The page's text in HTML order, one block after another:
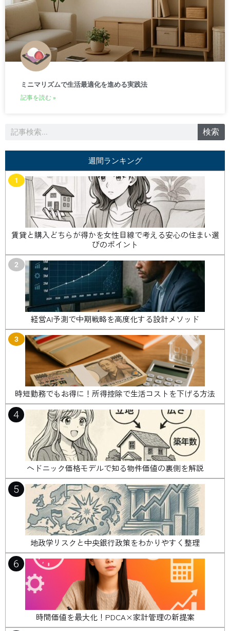
ミニマリズムで生活最適化を進める実践法
記事を読む »
検
検索
週間ランキング
1
賃貸と購入どちらが得かを女性目線で考える安心の住まい選
びのポイント
2
経営AI予測で中期戦略を高度化する設計メソッド
3
時短勤務でもお得に！所得控除で生活コストを下げる方法
4
ヘドニック価格モデルで知る物件価値の裏側を解説
5
地政学リスクと中央銀行政策をわかりやすく整理
6
時間価値を最大化！PDCA×家計管理の新提案